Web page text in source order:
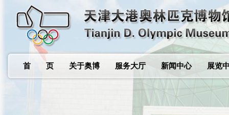
首 页 关于奥博 服务大厅 新闻中心 展览